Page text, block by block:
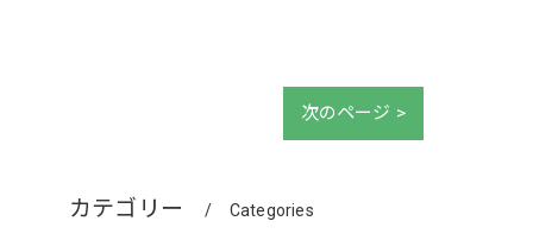
次のページ >
カテゴリー Categories